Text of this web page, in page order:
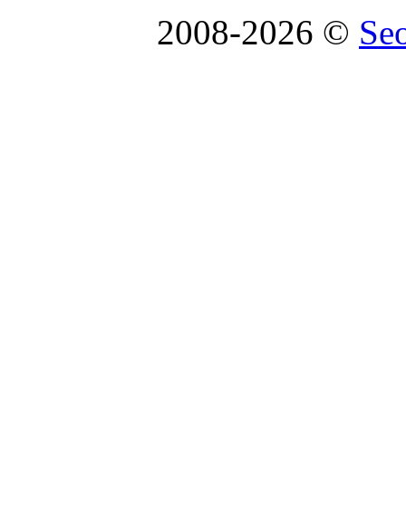
2008-2026 ©